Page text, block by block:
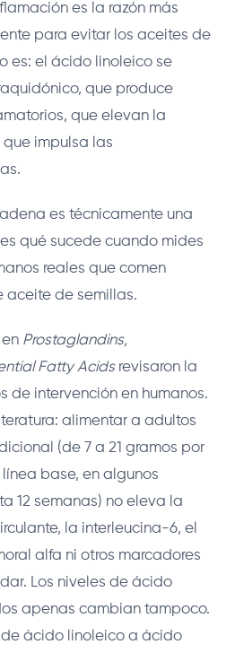
es la razón más
para evitar los aceites de
es: el ácido linoleico se
que produce
que elevan la
impulsa las
es técnicamente una
qué sucede cuando mides
reales que comen
aceite de semillas.
en Prostaglandins,
Fatty Acidsrevisaron la
de intervención en humanos.
alimentar a adultos
(de 7 a 21 gramos por
base, en algunos
12 semanas) no eleva la
la interleucina-6, el
alfa ni otros marcadores
Los niveles de ácido
apenas cambian tampoco.
ácido linoleico a ácido